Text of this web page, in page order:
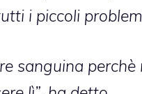
i piccoli
sanguina perchè